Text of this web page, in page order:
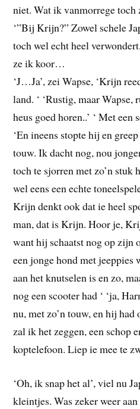
niet. Wat ik vanmorrege
‘”Bij Krijn?” Zowel schele
toch wel echt heel
ze ik koor…
‘J…Ja’, zei Wapse, ‘Krijn
land. ‘ ‘Rustig, maar
heus goed horen..’ ‘ Met een
‘En ineens stopte hij en
touw. Ik dacht nog, nou
toch te sjorren met zo’n
wel eens een echte
Krijn denkt ook dat ie heel
man, dat is Krijn. Hoor je,
want hij schaatst nog op zijn
een jonge hond met jeeppies
aan het knutselen is en zo,
nog een scooter had ‘ ‘ja,
nu, met zo’n touw, en hij
zal ik het zeggen, een schop
koptelefoon. Liep ie mee te
‘Oh, ik snap het al’, viel nu
kleintjes. Was zeker weer